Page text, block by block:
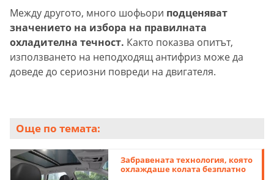
Между другото, много шофьори подценяват
значението на избора на правилната
охладителна течност. Както показва опитът,
използването на неподходящ антифриз може да
доведе до сериозни повреди на двигателя.
Още по темата:
Забравената технология, която
охлаждаше колата безплатно